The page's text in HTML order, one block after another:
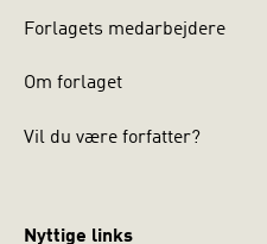
Forlagets medarbejdere
Om forlaget
Vil du være forfatter?
Nyttige links